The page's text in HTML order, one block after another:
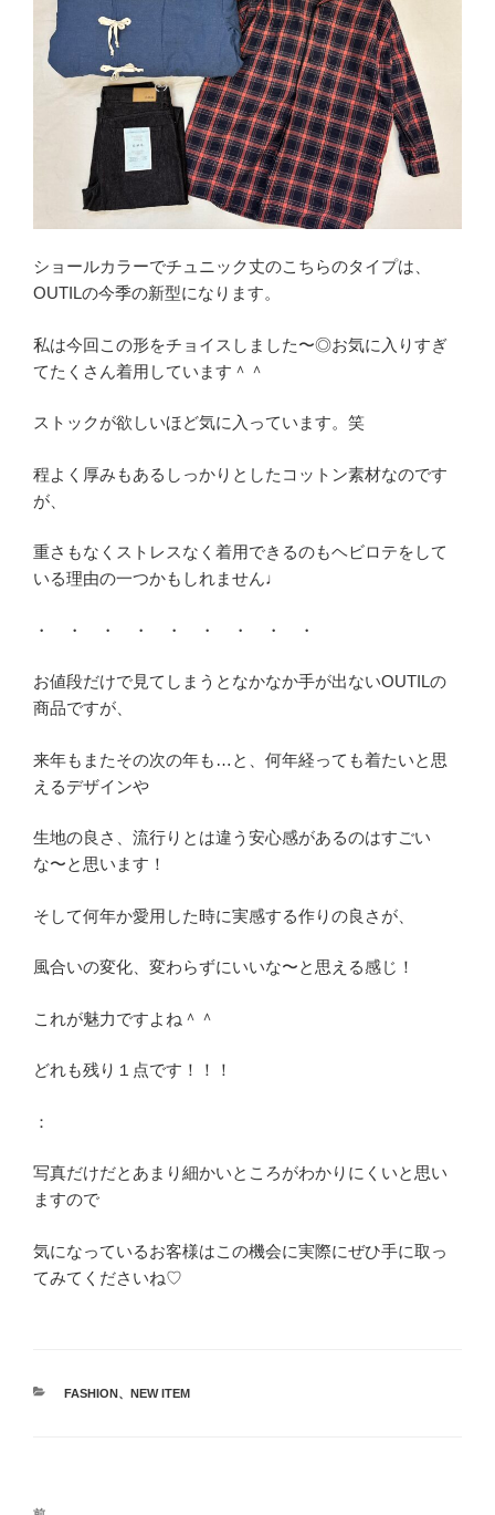
ショールカラーでチュニック丈のこちらのタイプは、
OUTILの今季の新型になります。
私は今回この形をチョイスしました〜◎お気に入りすぎ
てたくさん着用しています＾＾
ストックが欲しいほど気に入っています。笑
程よく厚みもあるしっかりとしたコットン素材なのです
が、
重さもなくストレスなく着用できるのもヘビロテをして
いる理由の一つかもしれません♩
・ ・ ・ ・ ・ ・ ・ ・ ・
お値段だけで見てしまうとなかなか手が出ないOUTILの
商品ですが、
来年もまたその次の年も…と、何年経っても着たいと思
えるデザインや
生地の良さ、流行りとは違う安心感があるのはすごい
な〜と思います！
そして何年か愛用した時に実感する作りの良さが、
風合いの変化、変わらずにいいな〜と思える感じ！
これが魅力ですよね＾＾
どれも残り１点です！！！
：
写真だけだとあまり細かいところがわかりにくいと思い
ますので
気になっているお客様はこの機会に実際にぜひ手に取っ
てみてくださいね♡
カ
FASHION、 NEW ITEM
投